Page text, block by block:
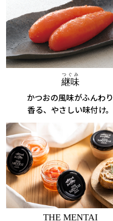
継味
つぐみ
かつおの風味がふんわり
香る、やさしい味付け。
THE MENTAI